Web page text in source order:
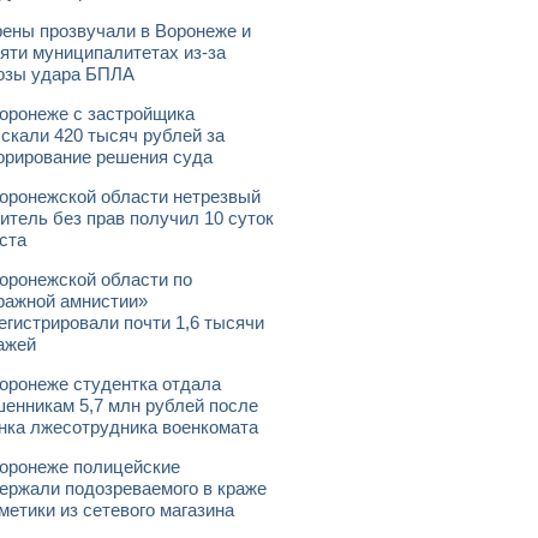
прозвучали в Воронеже и
муниципалитетах из-за
удара БПЛА
с застройщика
420 тысяч рублей за
решения суда
области нетрезвый
без прав получил 10 суток
области по
амнистии»
почти 1,6 тысячи
студентка отдала
5,7 млн рублей после
лжесотрудника военкомата
полицейские
подозреваемого в краже
из сетевого магазина